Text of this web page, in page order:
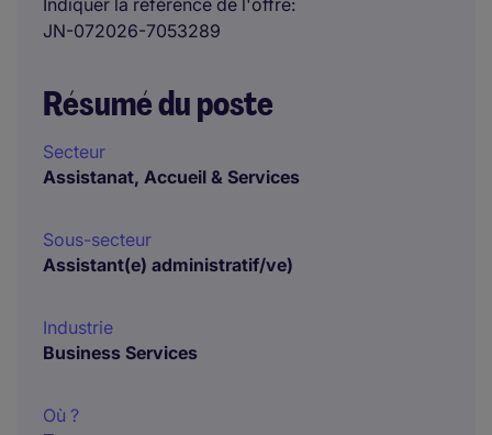
Indiquer la référence de l'offre
JN-072026-7053289
Résumé du poste
Secteur
Assistanat, Accueil & Services
Sous-secteur
Assistant(e) administratif/ve)
Industrie
Business Services
Où ?